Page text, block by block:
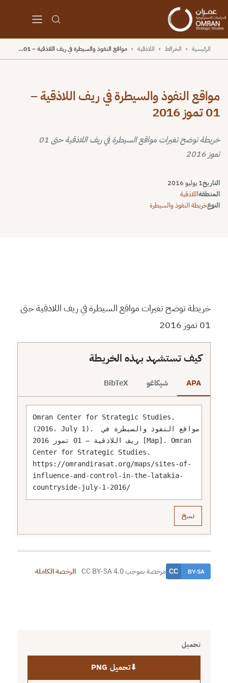
الرئيسية › الخرائط › اللاذقية › مواقع النفوذ والسيطرة في ريف اللاذقية – 01…
مواقع النفوذ والسيطرة في ريف اللاذقية –
01 تموز 2016
خريطة توضح تغيرات مواقع السيطرة في ريف اللاذقية حتى 01
تموز 2016
التاريخ1 يوليو 2016
المنطقةاللاذقية
النوعخريطة النفوذ والسيطرة
خريطة توضح تغيرات مواقع السيطرة في ريف اللاذقية حتى
01 تموز 2016
كيف تستشهد بهذه الخريطة
APA شيكاغو BibTeX
Omran Center for Strategic Studies.
(2016، July 1). مواقع النفوذ والسيطرة في
ريف اللاذقية – 01 تموز 2016 [Map]. Omran
Center for Strategic Studies.
https://omrandirasat.org/maps/sites-of-
influence-and-control-in-the-latakia-
countryside-july-1-2016/
نسخ
مرخصة بموجب CC BY-SA 4.0 الرخصة الكاملة
تحميل
⬇تحميل PNG